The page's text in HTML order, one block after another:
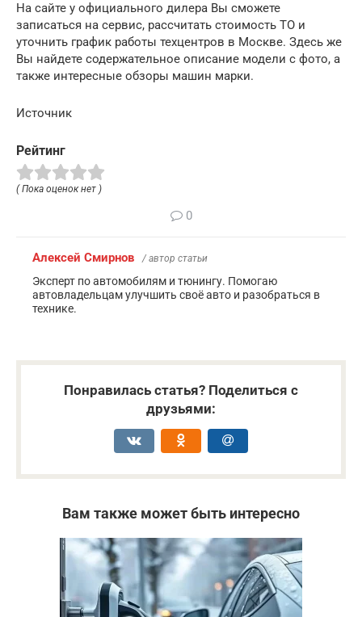
На сайте у официального дилера Вы сможете
записаться на сервис, рассчитать стоимость ТО и
уточнить график работы техцентров в Москве. Здесь же
Вы найдете содержательное описание модели с фото, а
также интересные обзоры машин марки.
Источник
Рейтинг
( Пока оценок нет )
0
Алексей Смирнов / автор статьи
Эксперт по автомобилям и тюнингу. Помогаю
автовладельцам улучшить своё авто и разобраться в
технике.
Понравилась статья? Поделиться с
друзьями:
Вам также может быть интересно